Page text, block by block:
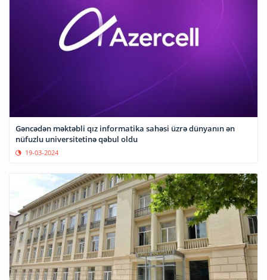
Gəncədən məktəbli qız informatika sahəsi üzrə dünyanın ən
nüfuzlu universitetinə qəbul oldu
19-03-2024